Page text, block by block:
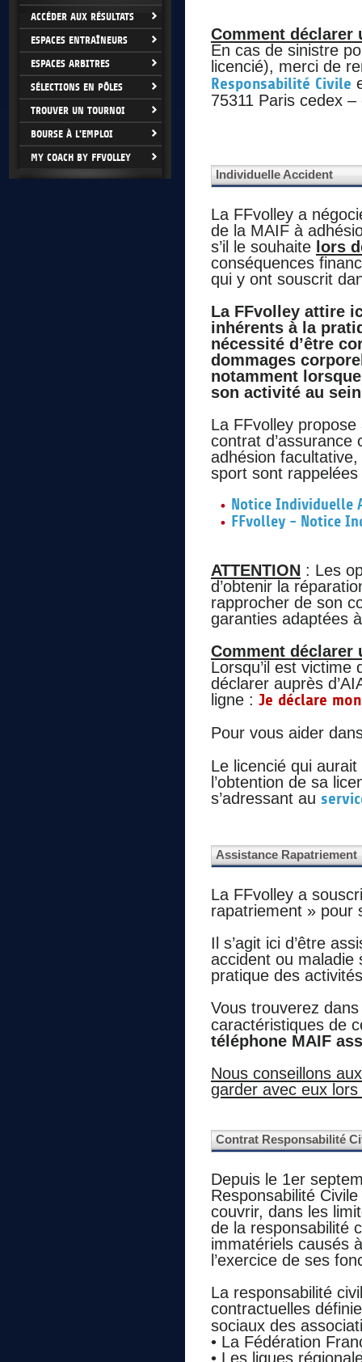
ACCÉDER AUX RÉSULTATS
ESPACES ENTRAÎNEURS
ESPACES ARBITRES
SÉLECTIONS EN PÔLES
TROUVER UN TOURNOI
BOURSE À L'EMPLOI
MY COACH BY FFVOLLEY
Comment déclarer
En cas de sinistre
licencié), merci de
Responsabilité Civile
75311 Paris cedex
Individuelle Accident
La FFvolley a
de la MAIF à
s’il le souhaite lors
conséquences
qui y ont souscrit
La FFvolley attire
inhérents à la
nécessité d’être
dommages
notamment
son activité au
La FFvolley
contrat
adhésion
sport sont
Notice Individuelle
FFvolley - Notice
ATTENTION : Les
d’obtenir la
rapprocher de son
garanties adaptées
Comment
Lorsqu’il est victime
déclarer auprès
ligne : Je déclare
Pour vous aider
Le licencié qui
l’obtention de sa
s’adressant au
Assistance Rapatriement
La FFvolley a
rapatriement » pour
Il s’agit ici d’être
accident ou maladie
pratique des
Vous trouverez
caractéristiques de
téléphone MAIF
Nous conseillons
garder avec eux
Contrat Responsabilité
Depuis le 1er
Responsabilité
couvrir, dans les
de la responsabilité
immatériels causés
l’exercice de ses
La responsabilité
contractuelles
sociaux des
• La Fédération
• Les ligues